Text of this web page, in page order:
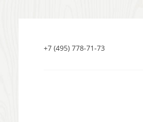
+7 (495) 778-71-73